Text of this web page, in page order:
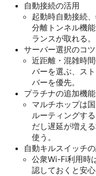
自動接続の活用
起動時自動接続
分離トンネル機
ランスが取れる。
サーバー選択のコツ
近距離・混雑時
バーを選ぶ、ス
バーを優先。
プラチナの追加機
マルチホップは
ルーティングす
だし遅延が増え
使う。
自動キルスイッチ
公衆Wi-Fi利用時
認しておくと安心